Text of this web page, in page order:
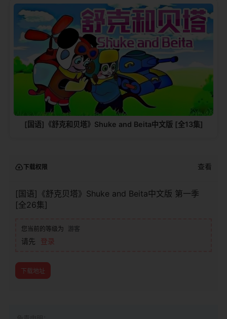
[国语]《舒克和贝塔》Shuke and Beita中文版 [全13集]
下载权限 查看
[国语]《舒克贝塔》Shuke and Beita中文版 第一季
[全26集]
您当前的等级为 游客
请先 登录
下载地址